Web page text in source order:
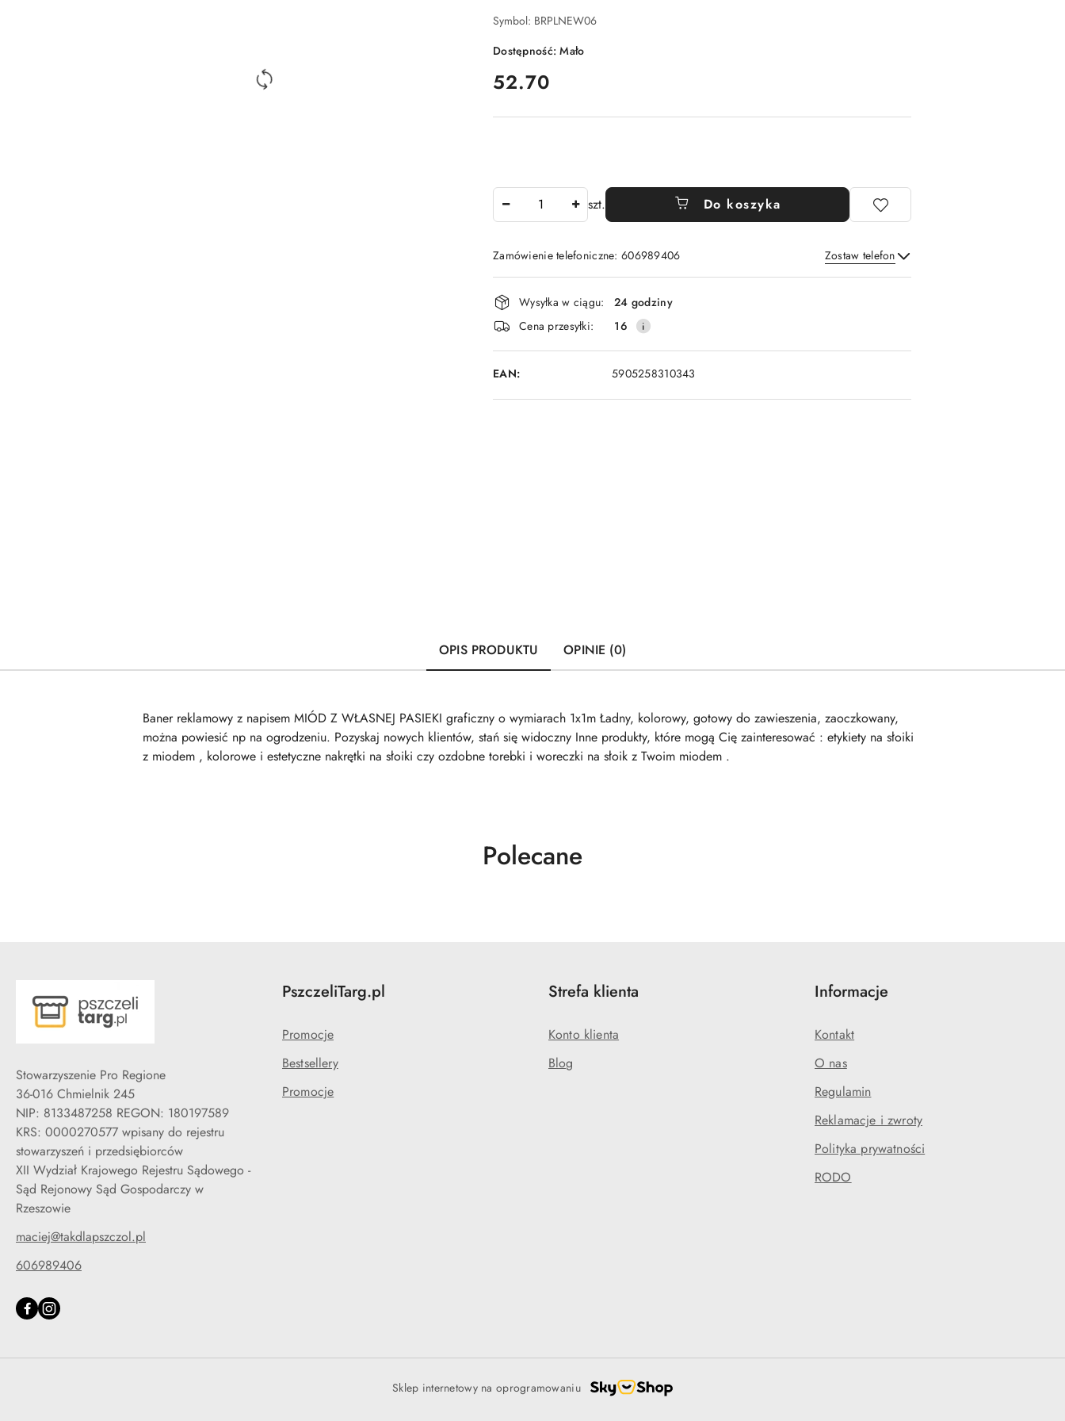
Symbol: BRPLNEW06
Dostępność:Mało
cena:
52.70
szt. Do koszyka
Zamówienie telefoniczne: 606989406 Zostaw telefon
Wyślij
Dostępność
i
dostawa
Wysyłka w ciągu:
24 godziny
Cena przesyłki:
16
EAN: 5905258310343
OPIS PRODUKTU OPINIE (0)
Baner reklamowy z napisem MIÓD Z WŁASNEJ PASIEKI graficzny o wymiarach 1x1m Ładny, kolorowy, gotowy do zawieszenia, zaoczkowany,
można powiesić np na ogrodzeniu. Pozyskaj nowych klientów, stań się widoczny Inne produkty, które mogą Cię zainteresować : etykiety na słoiki
z miodem , kolorowe i estetyczne nakrętki na słoiki czy ozdobne torebki i woreczki na słoik z Twoim miodem .
Produkty
Polecane
Stowarzyszenie Pro Regione
36-016 Chmielnik 245
NIP: 8133487258 REGON: 180197589
KRS: 0000270577 wpisany do rejestru
stowarzyszeń i przedsiębiorców
XII Wydział Krajowego Rejestru Sądowego -
Sąd Rejonowy Sąd Gospodarczy w
Rzeszowie
maciej@takdlapszczol.pl
606989406
PszczeliTarg.pl
Promocje
Bestsellery
Promocje
Strefa klienta
Konto klienta
Blog
Informacje
Kontakt
O nas
Regulamin
Reklamacje i zwroty
Polityka prywatności
RODO
Sklep internetowy na oprogramowaniu